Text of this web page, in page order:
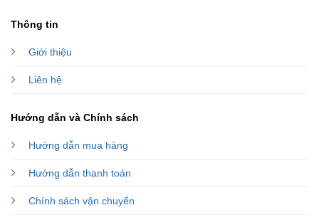
Thông tin
Giới thiệu
Liên hệ
Hướng dẫn và Chính sách
Hướng dẫn mua hàng
Hướng dẫn thanh toán
Chính sách vận chuyển